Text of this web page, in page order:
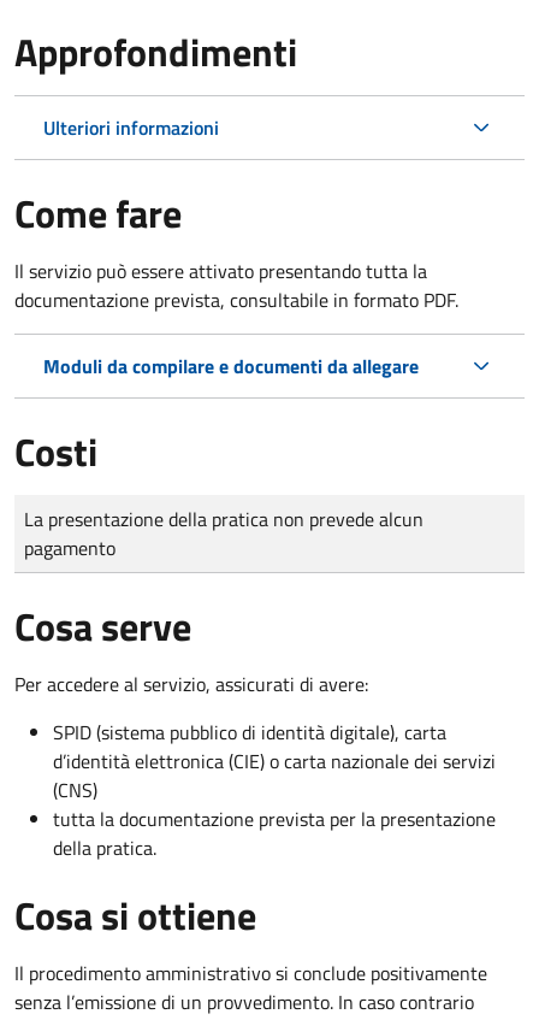
Approfondimenti
Ulteriori informazioni
Come fare
Il servizio può essere attivato presentando tutta la
documentazione prevista, consultabile in formato PDF.
Moduli da compilare e documenti da allegare
Costi
Tipo di pagamento
Importo
La presentazione della pratica non prevede alcun
pagamento
Cosa serve
Per accedere al servizio, assicurati di avere:
SPID (sistema pubblico di identità digitale), carta
d’identità elettronica (CIE) o carta nazionale dei servizi
(CNS)
tutta la documentazione prevista per la presentazione
della pratica.
Cosa si ottiene
Il procedimento amministrativo si conclude positivamente
senza l’emissione di un provvedimento. In caso contrario